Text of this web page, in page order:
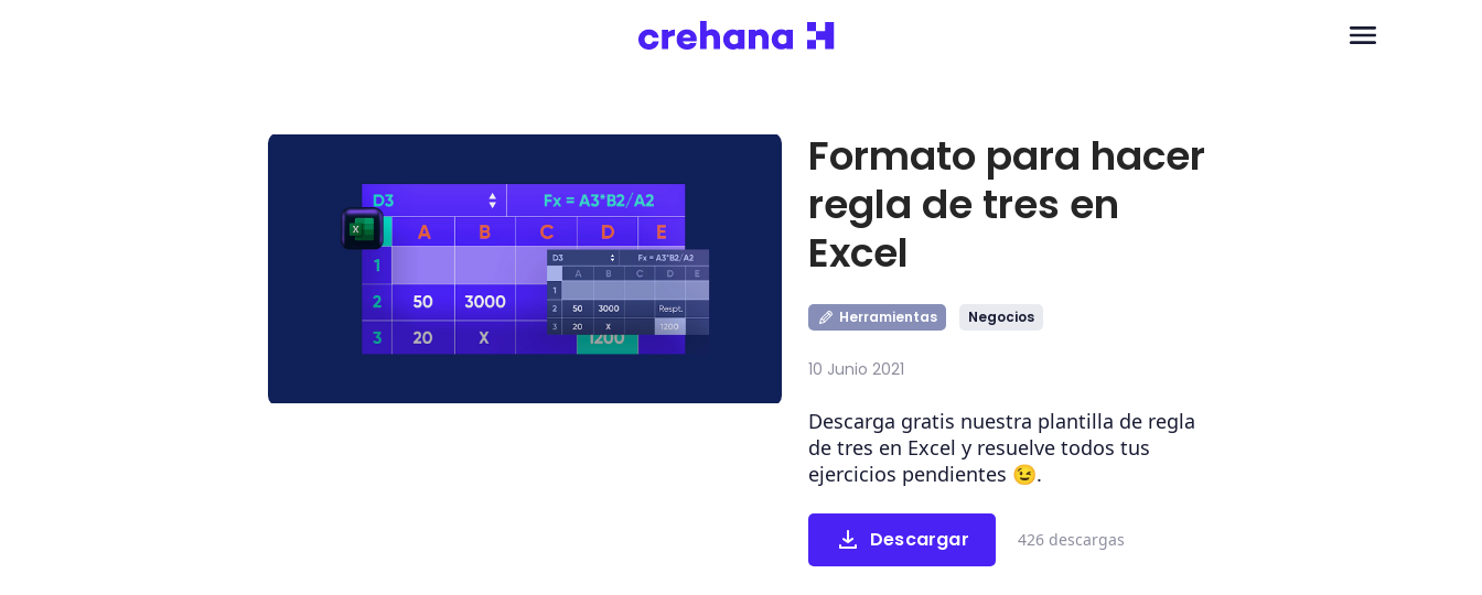
Formato para hacer
regla de tres en
Excel
Herramientas Negocios
10 Junio 2021
Descarga gratis nuestra plantilla de regla
de tres en Excel y resuelve todos tus
ejercicios pendientes 😉.
Descargar 426 descargas